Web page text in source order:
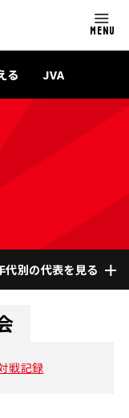
MENU
る JVA
代別の代表を見る
戦記録